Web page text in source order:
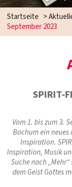
Startseite >
September 2023
SPIRIT-
Vom 1. bis zum 3.
Bochum ein
Inspiration.
Inspiration, Musik
Suche nach
dem Geist Gottes